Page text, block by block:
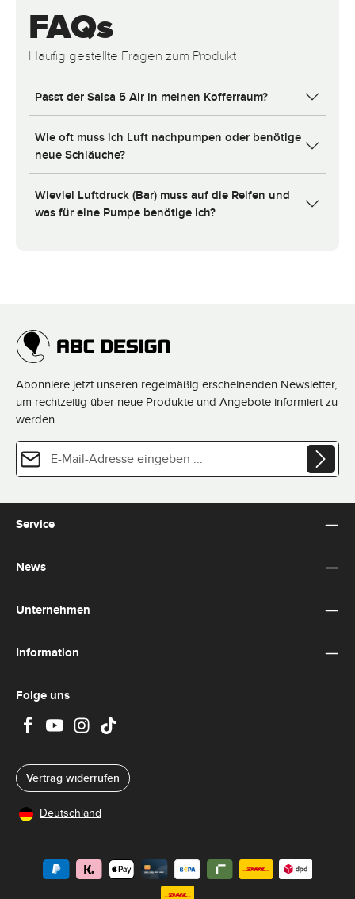
FAQs
Häufig gestellte Fragen zum Produkt
Passt der Salsa 5 Air in meinen Kofferraum?
Wie oft muss ich Luft nachpumpen oder benötige
neue Schläuche?
Wieviel Luftdruck (Bar) muss auf die Reifen und
was für eine Pumpe benötige ich?
Abonniere jetzt unseren regelmäßig erscheinenden Newsletter,
um rechtzeitig über neue Produkte und Angebote informiert zu
werden.
E-Mail-Adresse*
Ich habe die
Die mit einem Stern (*) markierten Felder sind Pflichtfelder.
Service
News
Unternehmen
Information
Folge uns
Vertrag widerrufen
Deutschland